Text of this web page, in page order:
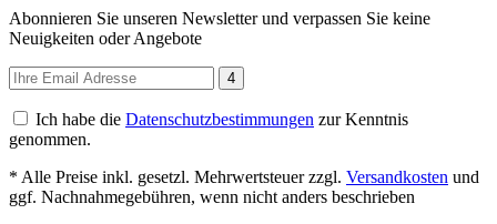
Abonnieren Sie unseren Newsletter und verpassen Sie keine
Neuigkeiten oder Angebote
4
Ich habe die Datenschutzbestimmungen zur Kenntnis
genommen.
* Alle Preise inkl. gesetzl. Mehrwertsteuer zzgl. Versandkosten und
ggf. Nachnahmegebühren, wenn nicht anders beschrieben